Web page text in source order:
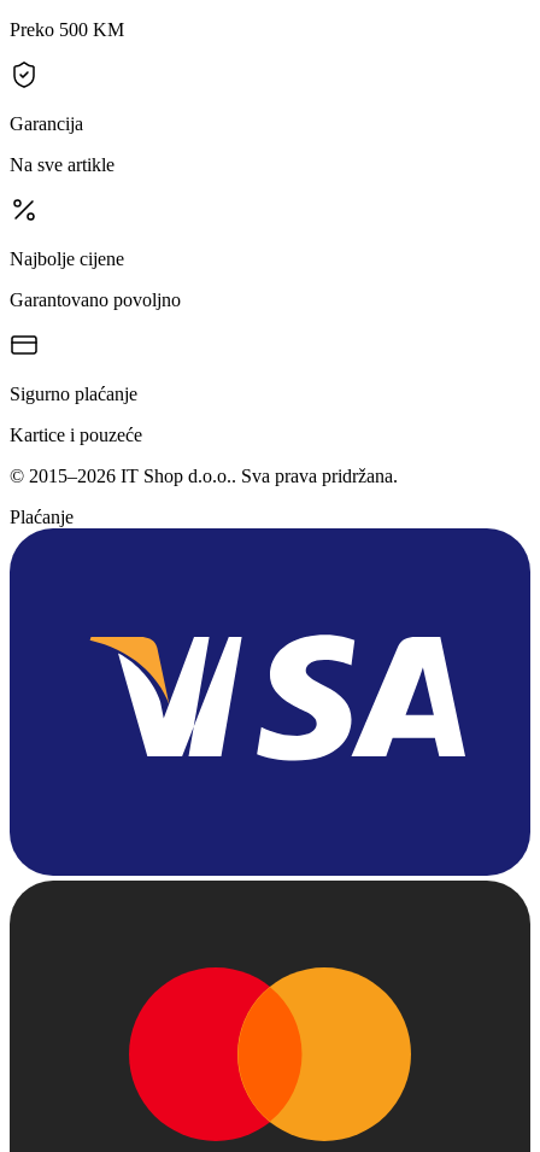
Preko 500 KM
Garancija
Na sve artikle
Najbolje cijene
Garantovano povoljno
Sigurno plaćanje
Kartice i pouzeće
© 2015–2026 IT Shop d.o.o.. Sva prava pridržana.
Plaćanje